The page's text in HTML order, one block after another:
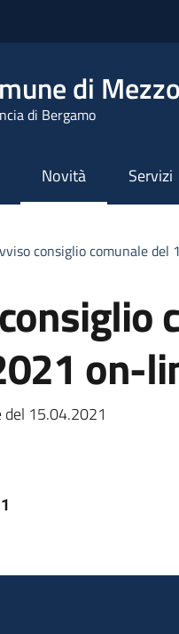
di
di Bergamo
Novità Servizi
consiglio comunale del
on-
del 15.04.2021